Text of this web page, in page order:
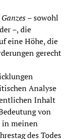
– sowohl
–, die
eine Höhe, die
gerecht
Analyse
Inhalt
von
in meinen
des Todes